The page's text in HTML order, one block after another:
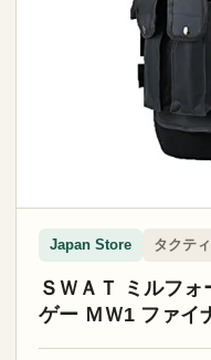
Japan Store タクテ
ＳＷＡＴ ミルフ
ゲー ＭＷ1 ファイ